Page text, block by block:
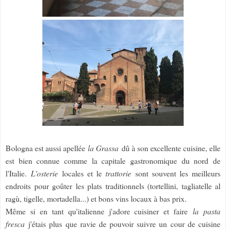
Bologna est aussi apelléela Grassa dû à son excellente cuisine, elle
est bien connue comme la capitale gastronomique du nord de
l'Italie. L'osterielocales et letrattorie sont souvent les meilleurs
endroits pour goûter les plats traditionnels (tortellini, tagliatelle al
ragù, tigelle, mortadella...) et bons vins locaux à bas prix.
Même si en tant qu'italienne j'adore cuisiner et fairela pasta
frescaj'étais plus que ravie de pouvoir suivre un cour de cuisine